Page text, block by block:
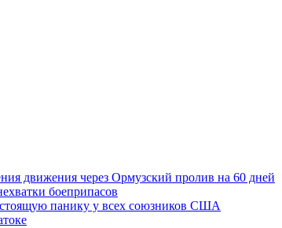
движения через Ормузский пролив на 60 дней
боеприпасов
панику у всех союзников США